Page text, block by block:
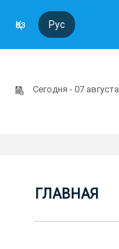
Қаз Рус
Сегодня - 07
ГЛАВНАЯ